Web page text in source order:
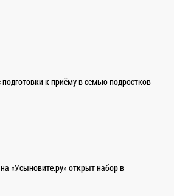
к приёму в семью подростков
«Усыновите.ру» открыт набор в